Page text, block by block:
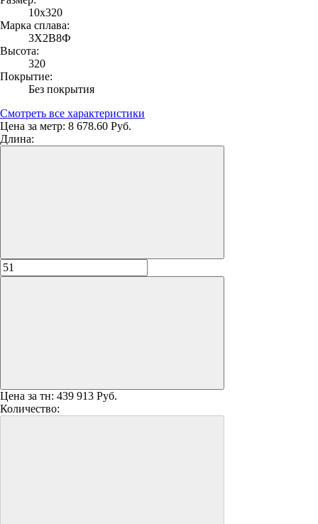
10х320
Марка сплава:
3Х2В8Ф
Высота:
320
Покрытие:
Без покрытия
Смотреть все характеристики
Цена за метр: 8 678.60 Руб.
Длина:
Цена за тн: 439 913 Руб.
Количество: